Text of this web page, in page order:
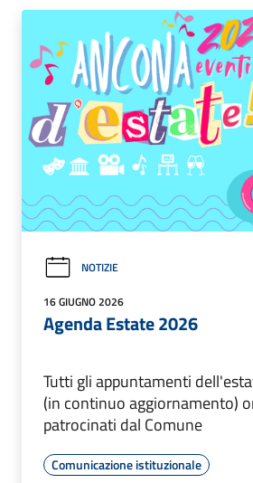
NOTIZIE
16 GIUGNO 2026
Agenda Estate 2026
Tutti gli appuntamenti
(in continuo aggiornamento)
patrocinati dal Comune
Comunicazione istituzionale